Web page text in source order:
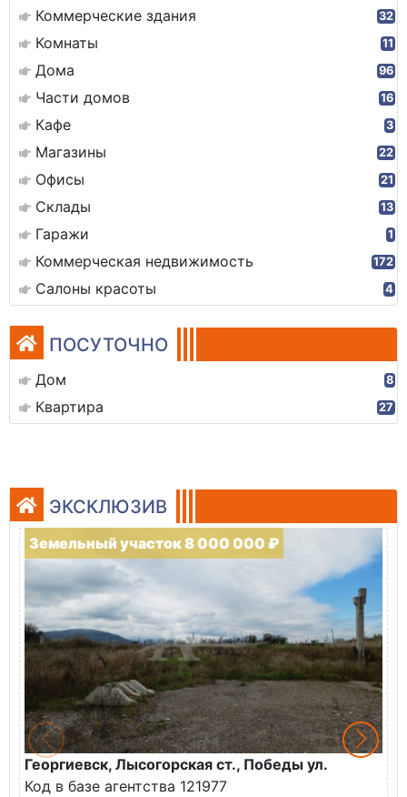
Коммерческие здания 32
Комнаты 11
Дома 96
Части домов 16
Кафе 3
Магазины 22
Офисы 21
Склады 13
Гаражи 1
Коммерческая недвижимость 172
Салоны красоты 4
ПОСУТОЧНО
Дом 8
Квартира 27
ЭКСКЛЮЗИВ
Земельный участок 8 000 000 ₽
Георгиевск, Лысогорская ст., Победы ул.
Код в базе агентства 121977